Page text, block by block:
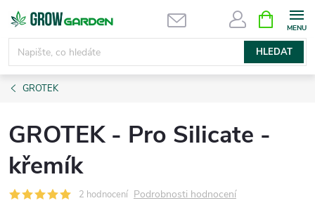
Přejít
obsah
HLEDAT
NÁKUPNÍ
KOŠÍK
GROTEK
GROTEK - Pro Silicate -
křemík
2 hodnocení Podrobnosti hodnocení